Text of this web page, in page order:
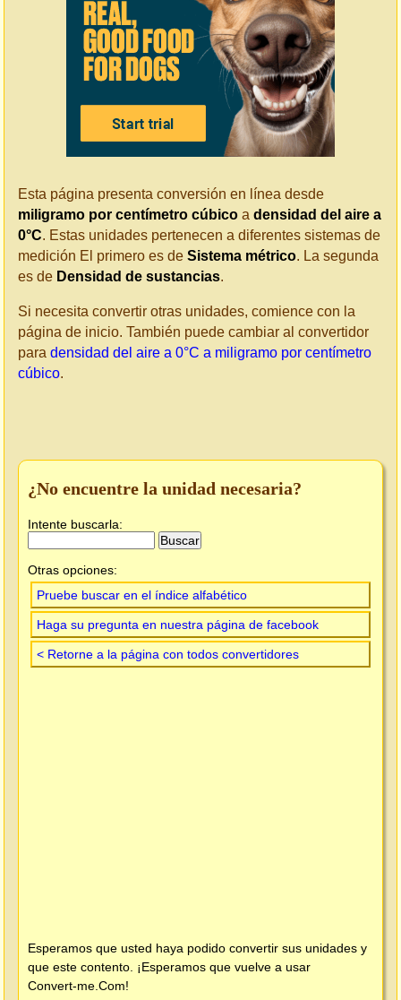
Esta página presenta conversión en línea desde
miligramo por centímetro cúbico a densidad del aire a
0°C. Estas unidades pertenecen a diferentes sistemas de
medición El primero es de Sistema métrico. La segunda
es de Densidad de sustancias.
Si necesita convertir otras unidades, comience con la
página de inicio. También puede cambiar al convertidor
para densidad del aire a 0°C a miligramo por centímetro
cúbico.
¿No encuentre la unidad necesaria?
Intente buscarla:
Otras opciones:
Pruebe buscar en el índice alfabético
Haga su pregunta en nuestra página de facebook
< Retorne a la página con todos convertidores
Esperamos que usted haya podido convertir sus unidades y
que este contento. ¡Esperamos que vuelve a usar
Convert-me.Com!